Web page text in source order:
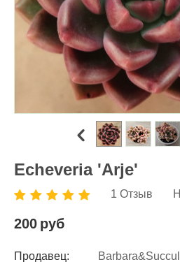
Echeveria 'Arje'
1 Отзыв
200 руб
Продавец: